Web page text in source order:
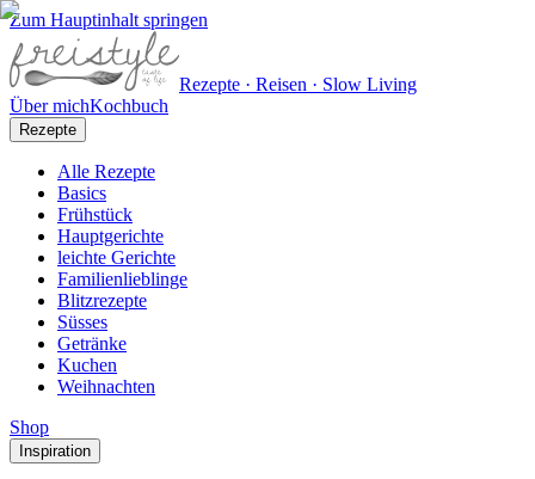
Zum Hauptinhalt springen
Rezepte · Reisen · Slow Living
Über michKochbuch
Rezepte
Alle Rezepte
Basics
Frühstück
Hauptgerichte
leichte Gerichte
Familienlieblinge
Blitzrezepte
Süsses
Getränke
Kuchen
Weihnachten
Shop
Inspiration